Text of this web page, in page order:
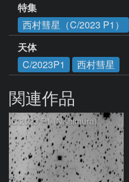
特集
西村彗星（C/2023 P1）
天体
C/2023P1
西村彗星
関連作品
C/2023 P1 (Nishimura)